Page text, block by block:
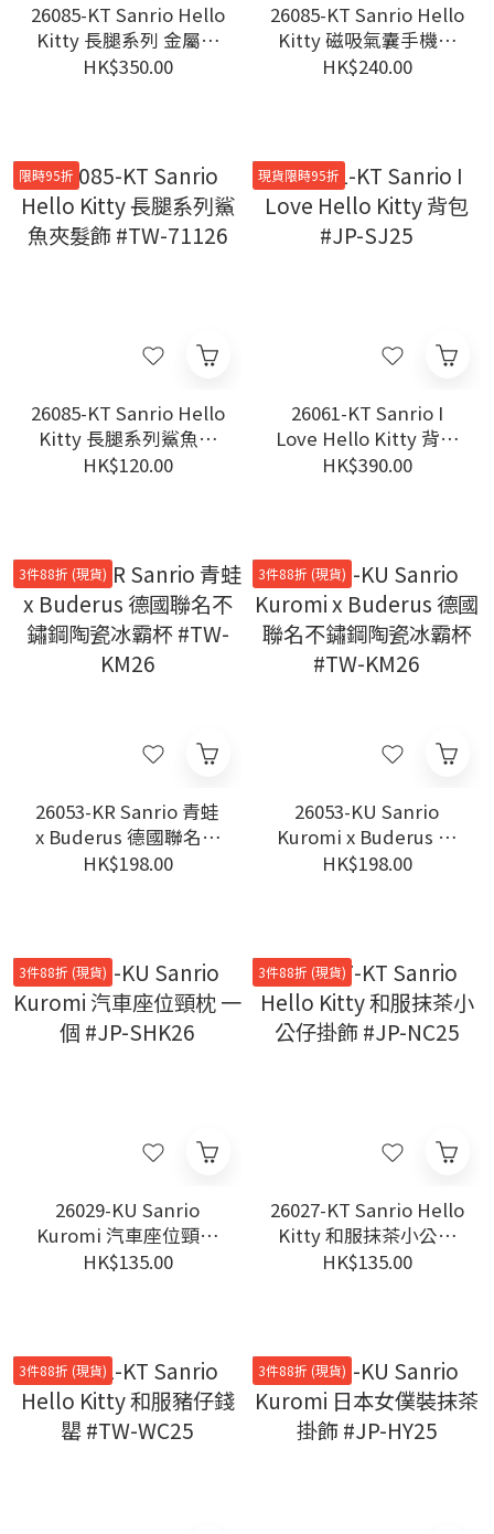
26085-KT Sanrio Hello
Kitty 長腿系列 金屬掛
飾 6個裝 #TW-71126
HK$350.00
26085-KT Sanrio Hello
Kitty 磁吸氣囊手機支
架 千鳥格 #TW-71126
HK$240.00
限時95折
26085-KT Sanrio Hello
Kitty 長腿系列鯊魚夾
髮飾 #TW-71126
HK$120.00
現貨限時95折
26061-KT Sanrio I
Love Hello Kitty 背包
#JP-SJ25
HK$390.00
3件88折 (現貨)
26053-KR Sanrio 青蛙
x Buderus 德國聯名不
鏽鋼陶瓷冰霸杯 #TW-
HK$198.00
3件88折 (現貨)
26053-KU Sanrio
Kuromi x Buderus 德
國聯名不鏽鋼陶瓷冰霸
HK$198.00
3件88折 (現貨)
26029-KU Sanrio
Kuromi 汽車座位頸枕
一個 #JP-SHK26
HK$135.00
3件88折 (現貨)
26027-KT Sanrio Hello
Kitty 和服抹茶小公仔
掛飾 #JP-NC25
HK$135.00
3件88折 (現貨) 3件88折 (現貨)